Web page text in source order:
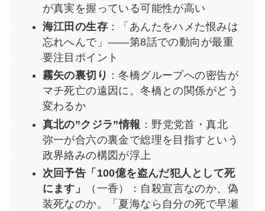
が真実を握っている可能性が高い
海江田の生存 ：「あんたをハメた恨みは
忘れへんで」——第8話での動向が最重
要注目ポイント
霧矢の裏切り ：冬橋グループへの密告が
マチ死亡の遠因に。冬橋との関係がどう
変わるか
真北の”クジラ”情報 ：野党党首・真北
弥一が合六の裏金で総理を目指すという
政界絡みの構図が浮上
次回予告「100億を盗んだ犯人として死
にます」
（一香）：自殺宣言なのか、偽
装死なのか。「夏海なら自分の死で早瀬